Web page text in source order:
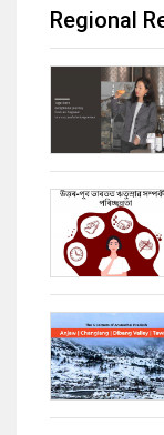
Regional